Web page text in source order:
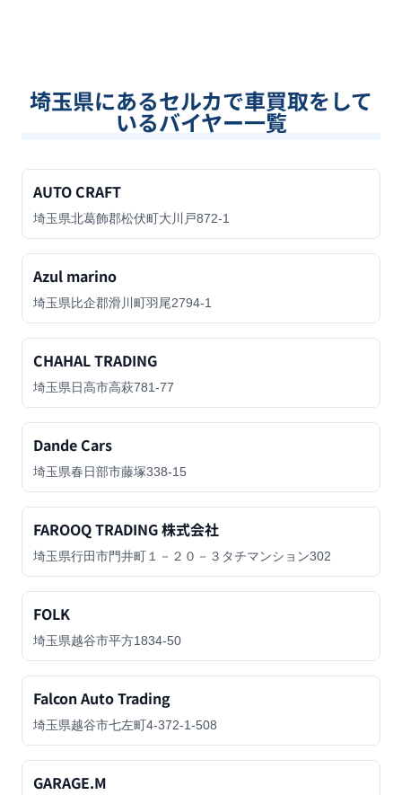
埼玉県にあるセルカで車買取をして
いるバイヤー一覧
AUTO CRAFT
埼玉県北葛飾郡松伏町大川戸872-1
Azul marino
埼玉県比企郡滑川町羽尾2794-1
CHAHAL TRADING
埼玉県日高市高萩781-77
Dande Cars
埼玉県春日部市藤塚338-15
FAROOQ TRADING 株式会社
埼玉県行田市門井町１－２０－３タチマンション302
FOLK
埼玉県越谷市平方1834-50
Falcon Auto Trading
埼玉県越谷市七左町4-372-1-508
GARAGE.M